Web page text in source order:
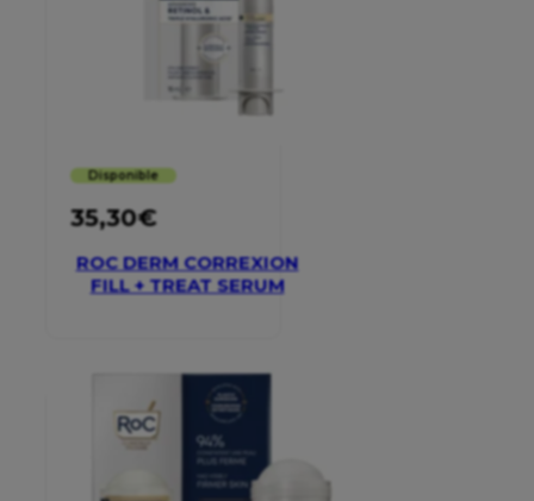
Disponible
35,30€
ROC DERM CORREXION
FILL + TREAT SERUM